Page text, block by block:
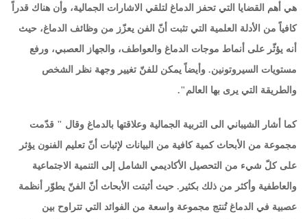
هي أهم القضايا التي تحفز الدماغ لتلقي الاشارات الجمالية، وأن هناك قدراً
كافياً من الأدلة العلمية التي تثبت أنّ الفن يعزّز من وظائف الدماغ، حيث
أنه يؤثّر على أنماط موجات الدماغ والعواطف، والجهاز العصبي، ورفع
مستويات السيروتونين. وأيضاً يمكن للفنّ تغيير وجهة نظر الشخص
والطريقة التي يرى بها العالم ."
كما أشار الشيباني الى التربية الجمالية وعلاقتها بالدماغ وقال " قدّمت
مجموعة من الأبحاث كمية كافية من البيانات لإثبات أنّ تعليم الفنون يؤثر
على كلّ شيء من التحصيل الأكاديمي الشامل إلى التنمية الاجتماعية
والعاطفية وأكثر من ذلك بكثير. حيث أثبتت الأبحاث أنّ الفنّ يطوّر أنظمة
عصبية في الدماغ تُنتج مجموعة واسعة من الفوائد التي تتراوح بين